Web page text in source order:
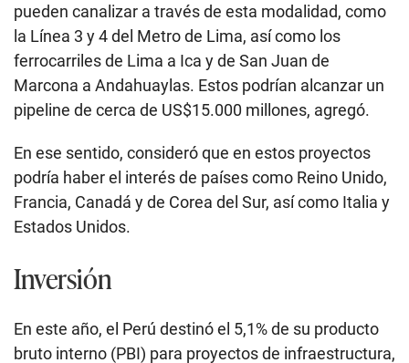
pueden canalizar a través de esta modalidad, como
la Línea 3 y 4 del Metro de Lima, así como los
ferrocarriles de Lima a Ica y de San Juan de
Marcona a Andahuaylas. Estos podrían alcanzar un
pipeline de cerca de US$15.000 millones, agregó.
En ese sentido, consideró que en estos proyectos
podría haber el interés de países como Reino Unido,
Francia, Canadá y de Corea del Sur, así como Italia y
Estados Unidos.
Inversión
En este año, el Perú destinó el 5,1% de su producto
bruto interno (PBI) para proyectos de infraestructura,